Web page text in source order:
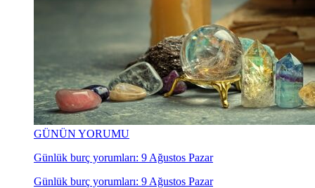
GÜNÜN YORUMU
Günlük burç yorumları: 9 Ağustos Pazar
Günlük burç yorumları: 9 Ağustos Pazar